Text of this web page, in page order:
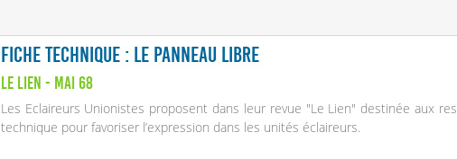
Fiche technique : le panneau libre
Le Lien - Mai 68
Les Eclaireurs Unionistes proposent dans leur revue "Le Lien" destinée aux
technique pour favoriser l’expression dans les unités éclaireurs.